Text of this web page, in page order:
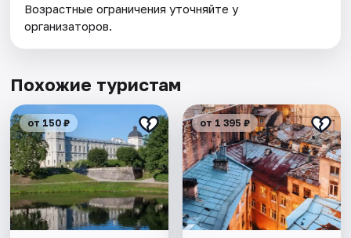
Возрастные ограничения уточняйте у
организаторов.
Похожие туристам
от 150 ₽ от 1 395 ₽